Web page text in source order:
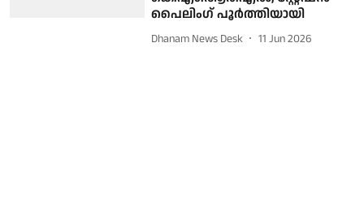
പൈലിംഗ് പൂര്‍ത്തിയായി
Dhanam News Desk 11 Jun 2026